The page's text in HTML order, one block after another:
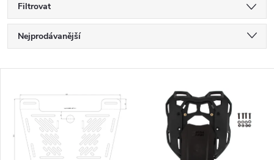
Filtrovat
Ř
a
z
e
Nejprodávanější
Abecedně
p